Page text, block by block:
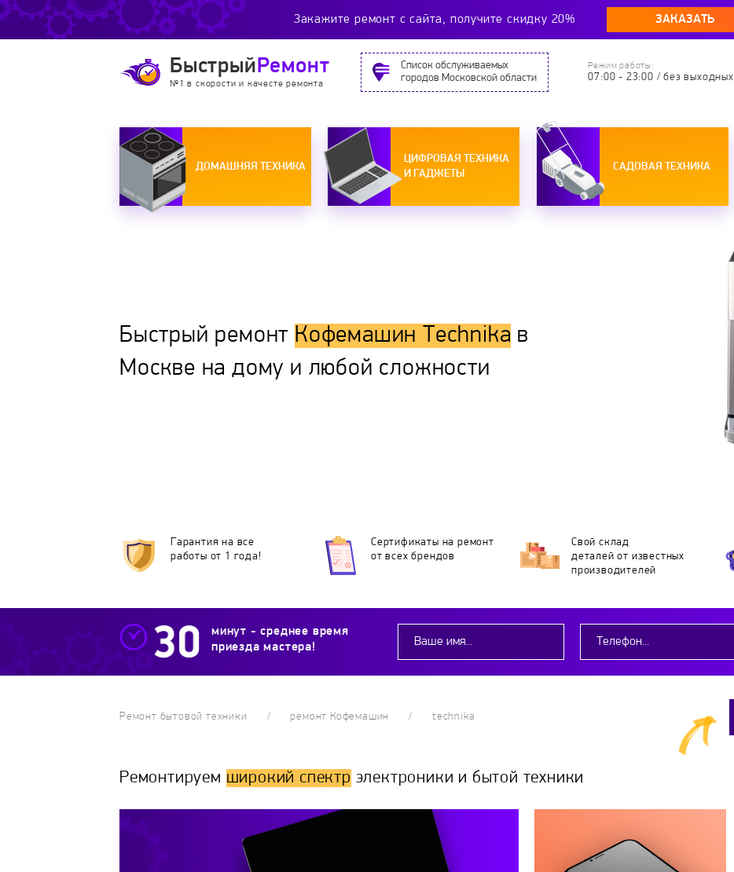
Закажите ремонт c сайта, получите скидку 20% ЗАКАЗАТЬ
Быстрый Ремонт
№1 в скорости и качесте ремонта
Cписок обслуживаемых
городов Московской области
Режим работы:
07:00 - 23:00 / без выходных
ДОМАШНЯЯ ТЕХНИКА
ЦИФРОВАЯ ТЕХНИКА
И ГАДЖЕТЫ
САДОВАЯ ТЕХНИКА
Быстрый ремонт Кофемашин Technika в
Москве на дому и любой сложности
Гарантия на все
работы от 1 года!
Сертификаты на ремонт
от всех брендов
Свой склад
деталей от известных
производителей
минут - среднее время
приезда мастера!
Ремонт бытовой техники ремонт Кофемашин technika
Ремонтируем широкий спектр электроники и бытой техники